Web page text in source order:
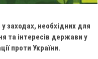
заходах, необхідних для
та інтересів держави у
проти України.